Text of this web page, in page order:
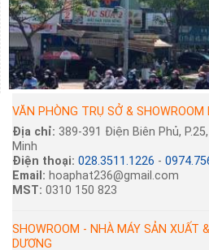
VĂN PHÒNG TRỤ SỞ & SHOWROOM
Địa chỉ: 389-391 Điện Biên Phủ,
Minh
Điện thoại: 028.3511.1226 -
Email: hoaphat236@gmail.com
MST: 0310 150 823
SHOWROOM - NHÀ MÁY SẢN XUẤT
DƯƠNG